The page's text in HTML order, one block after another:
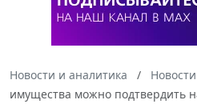
Новости и аналитика Новости
имущества можно подтвердить